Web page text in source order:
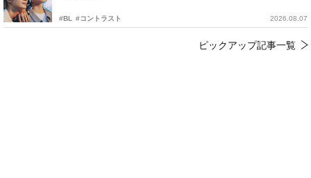
#BL #コントラスト 2026.08.07
ピックアップ記事一覧